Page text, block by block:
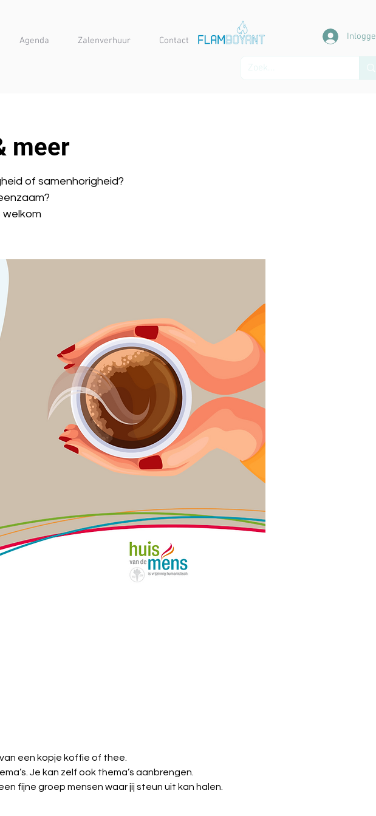
Agenda Zalenverhuur Contact
meer
of samenhorigheid?
welkom
een kopje koffie of thee.
Je kan zelf ook thema’s aanbrengen.
fijne groep mensen waar jij steun uit kan halen.